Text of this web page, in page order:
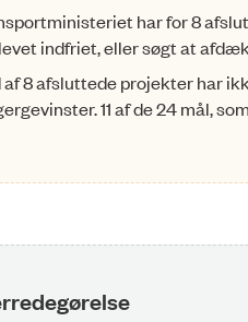
har for 8
indfriet, eller søgt at
af 8 afsluttede projekter har
11 af de 24 mål,